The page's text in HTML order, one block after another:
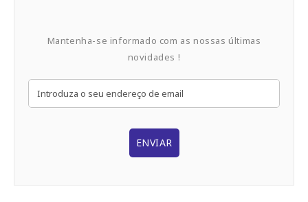
Mantenha-se informado com as nossas últimas
novidades !
ENVIAR